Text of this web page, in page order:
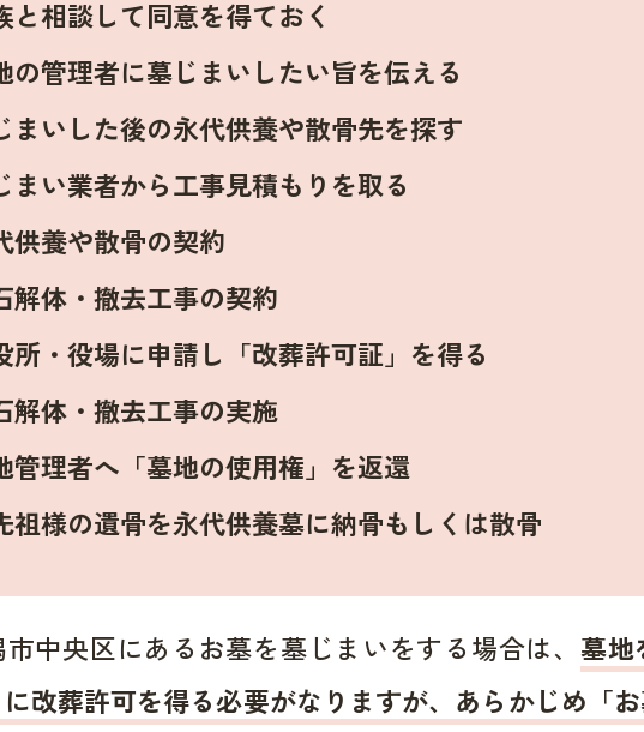
と相談して同意を得ておく
の管理者に墓じまいしたい旨を伝える
まいした後の永代供養や散骨先を探す
まい業者から工事見積もりを取る
供養や散骨の契約
解体・撤去工事の契約
所・役場に申請し「改葬許可証」を得る
解体・撤去工事の実施
管理者へ「墓地の使用権」を返還
祖様の遺骨を永代供養墓に納骨もしくは散骨
中央区にあるお墓を墓じまいをする場合は、 墓地
改葬許可を得る必要がなりますが、あらかじめ「